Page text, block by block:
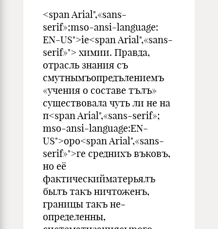
<span Arial",«sans-
serif»;mso-ansi-language:
EN-US">ie<span Arial",«sans-
serif»"> химии. Правда,
отрасль знания съ
смутнымъопредълениемъ
«учения о составе тълъ»
существовала чуть ли не на
п<span Arial",«sans-serif»;
mso-ansi-language:EN-
US">opo<span Arial",«sans-
serif»">ге среднихъ въковъ,
но её
фактическийматерьялъ
былъ такъ ничтоженъ,
границы такъ не­
определенны,